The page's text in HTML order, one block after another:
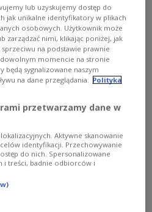
lub uzyskujemy dostęp do
jak unikalne identyfikatory w plikach
osobowych. Użytkownik może
zarządzać nimi, klikając poniżej, jak
na podstawie prawnie
momencie na stronie
sygnalizowane naszym
na dane przeglądania. Polityka
przetwarzamy dane w
Aktywne skanowanie
identyfikacji. Przechowywanie
do nich. Spersonalizowane
i treści, badnie odbiorców i